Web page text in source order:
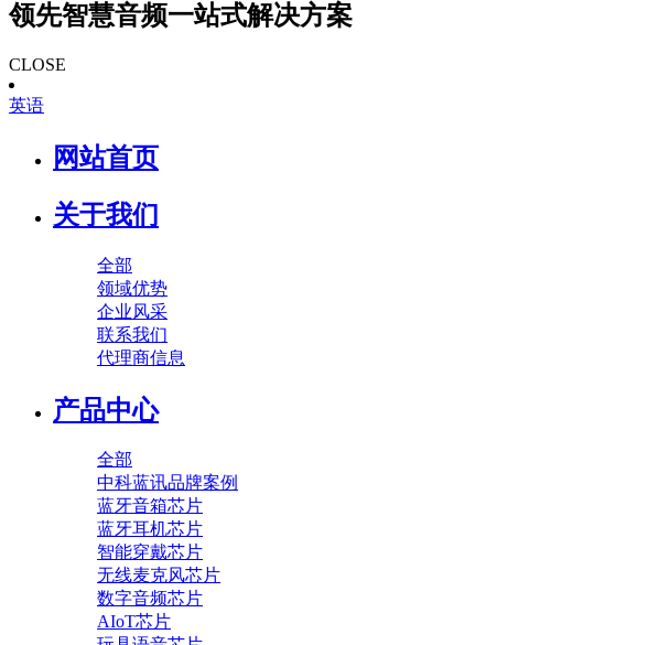
领先智慧音频一站式解决方案
CLOSE
英语
网站首页
关于我们
全部
领域优势
企业风采
联系我们
代理商信息
产品中心
全部
中科蓝讯品牌案例
蓝牙音箱芯片
蓝牙耳机芯片
智能穿戴芯片
无线麦克风芯片
数字音频芯片
AIoT芯片